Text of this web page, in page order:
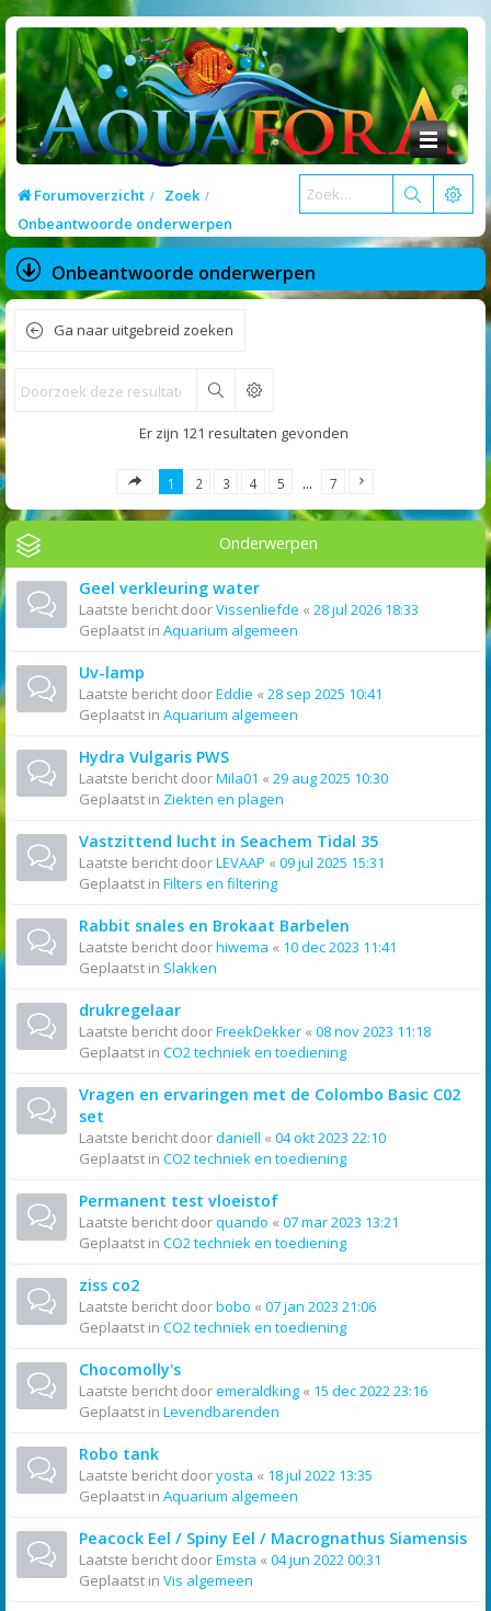
Forumoverzicht
Zoek
Onbeantwoorde onderwerpen
Onbeantwoorde onderwerpen
Ga naar uitgebreid zoeken
Zoek
Er zijn 121 resultaten gevonden
1 2 3 4 5 … 7
Onderwerpen
Geel verkleuring water
Laatste bericht doorVissenliefde « 28 jul 2026 18:33
Geplaatst in Aquarium algemeen
Uv-lamp
Laatste bericht doorEddie « 28 sep 2025 10:41
Geplaatst in Aquarium algemeen
Hydra Vulgaris PWS
Laatste bericht doorMila01 « 29 aug 2025 10:30
Geplaatst in Ziekten en plagen
Vastzittend lucht in Seachem Tidal 35
Laatste bericht doorLEVAAP « 09 jul 2025 15:31
Geplaatst in Filters en filtering
Rabbit snales en Brokaat Barbelen
Laatste bericht doorhiwema « 10 dec 2023 11:41
Geplaatst in Slakken
drukregelaar
Laatste bericht doorFreekDekker « 08 nov 2023 11:18
Geplaatst in CO2 techniek en toediening
Vragen en ervaringen met de Colombo Basic C02
set
Laatste bericht doordaniell « 04 okt 2023 22:10
Geplaatst in CO2 techniek en toediening
Permanent test vloeistof
Laatste bericht doorquando « 07 mar 2023 13:21
Geplaatst in CO2 techniek en toediening
ziss co2
Laatste bericht doorbobo « 07 jan 2023 21:06
Geplaatst in CO2 techniek en toediening
Chocomolly's
Laatste bericht dooremeraldking « 15 dec 2022 23:16
Geplaatst in Levendbarenden
Robo tank
Laatste bericht dooryosta « 18 jul 2022 13:35
Geplaatst in Aquarium algemeen
Peacock Eel / Spiny Eel / Macrognathus Siamensis
Laatste bericht doorEmsta « 04 jun 2022 00:31
Geplaatst in Vis algemeen